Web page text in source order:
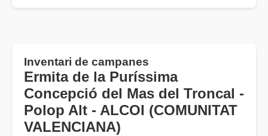
Inventari de campanes
Ermita de la Puríssima
Concepció del Mas del Troncal -
Polop Alt - ALCOI (COMUNITAT
VALENCIANA)